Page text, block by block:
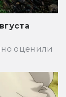
оценили